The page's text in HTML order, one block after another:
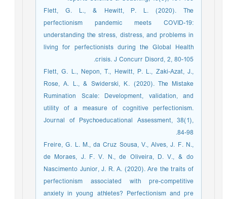
Flett, G. L., & Hewitt, P. L. (2020). The
perfectionism pandemic meets COVID-19:
understanding the stress, distress, and problems in
living for perfectionists during the Global Health
crisis. J Concurr Disord, 2, 80-105.
Flett, G. L., Nepon, T., Hewitt, P. L., Zaki-Azat, J.,
Rose, A. L., & Swiderski, K. (2020). The Mistake
Rumination Scale: Development, validation, and
utility of a measure of cognitive perfectionism.
Journal of Psychoeducational Assessment, 38(1),
84-98.
Freire, G. L. M., da Cruz Sousa, V., Alves, J. F. N.,
de Moraes, J. F. V. N., de Oliveira, D. V., & do
Nascimento Junior, J. R. A. (2020). Are the traits of
perfectionism associated with pre-competitive
anxiety in young athletes? Perfectionism and pre